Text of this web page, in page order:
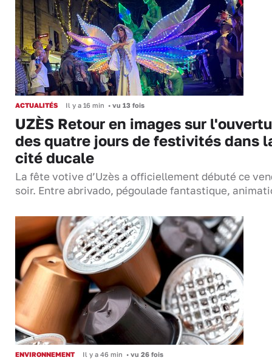
ACTUALITÉS Il y a 16 min • vu 13 fois
UZÈS Retour en images sur
des quatre jours de festivités dans
cité ducale
La fête votive d’Uzès a officiellement débuté ce
soir. Entre abrivado, pégoulade fantastique,
ENVIRONNEMENT Il y a 46 min • vu 26 fois